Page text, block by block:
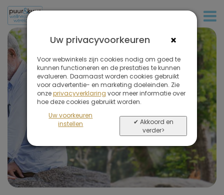
Adults-only hotels &
vakanties
Ideaal voor wie rust zoekt
Filter
de
reizen
op
Verwijder
Soort reis
(1 geselecteerd)
Bestemmingen
Prijs (exclusief vlucht)
×
Uw privacyvoorkeuren
Voor webwinkels zijn cookies nodig om goed te
kunnen functioneren en de prestaties te kunnen
evalueren. Daarnaast worden cookies gebruikt
voor advertentie- en marketing doeleinden. Zie
onzeprivacyverklaring voor meer informatie over
hoe deze cookies gebruikt worden.
Uw voorkeuren
instellen
✔ Akkoord en
verder>